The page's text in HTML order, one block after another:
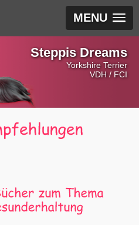
MENU
Steppis Dreams
Yorkshire Terrier
VDH / FCI